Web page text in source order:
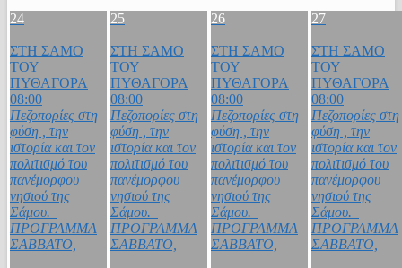
24
ΣΤΗ ΣΑΜΟ
ΤΟΥ
ΠΥΘΑΓΟΡΑ
08:00
Πεζοπορίες στη
φύση , την
ιστορία και τον
πολιτισμό του
πανέμορφου
νησιού της
Σάμου.
ΠΡΟΓΡΑΜΜΑ
ΣΑΒΒΑΤΟ,
25
ΣΤΗ ΣΑΜΟ
ΤΟΥ
ΠΥΘΑΓΟΡΑ
08:00
Πεζοπορίες στη
φύση , την
ιστορία και τον
πολιτισμό του
πανέμορφου
νησιού της
Σάμου.
ΠΡΟΓΡΑΜΜΑ
ΣΑΒΒΑΤΟ,
26
ΣΤΗ ΣΑΜΟ
ΤΟΥ
ΠΥΘΑΓΟΡΑ
08:00
Πεζοπορίες στη
φύση , την
ιστορία και τον
πολιτισμό του
πανέμορφου
νησιού της
Σάμου.
ΠΡΟΓΡΑΜΜΑ
ΣΑΒΒΑΤΟ,
27
ΣΤΗ ΣΑΜΟ
ΤΟΥ
ΠΥΘΑΓΟΡΑ
08:00
Πεζοπορίες στη
φύση , την
ιστορία και τον
πολιτισμό του
πανέμορφου
νησιού της
Σάμου.
ΠΡΟΓΡΑΜΜΑ
ΣΑΒΒΑΤΟ,